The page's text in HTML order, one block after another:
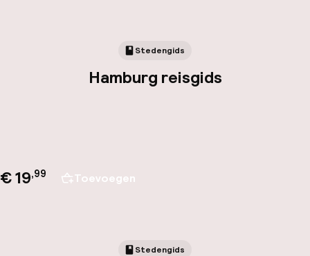
Stedengids
Hamburg reisgids
€ 19,99 Toevoegen
Stedengids